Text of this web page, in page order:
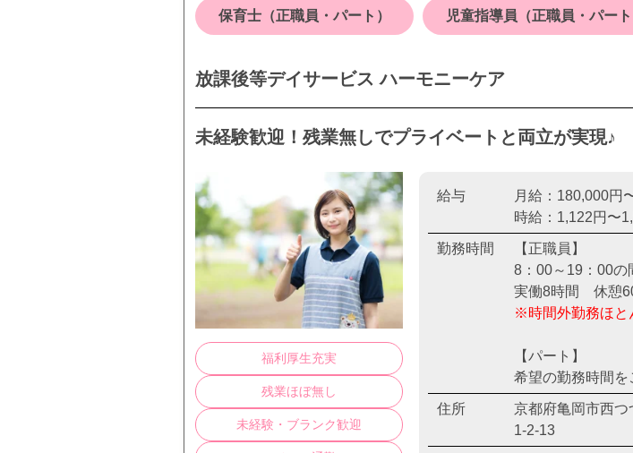
保育士（正職員・パート） 児童指導員（正職員・パート
放課後等デイサービス ハーモニーケア
未経験歓迎！残業無しでプライベートと両立が実現♪
福利厚生充実
残業ほぼ無し
未経験・ブランク歓迎
給与
月給：180,000円
時給：1,122円〜
勤務時間
【正職員】
8：00～19：00の
実働8時間 休憩
※時間外勤務ほと
【パート】
希望の勤務時間を
住所
京都府亀岡市西つ
1-2-13